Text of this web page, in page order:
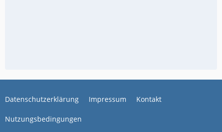
Datenschutzerklärung Impressum Kontakt
Nutzungsbedingungen